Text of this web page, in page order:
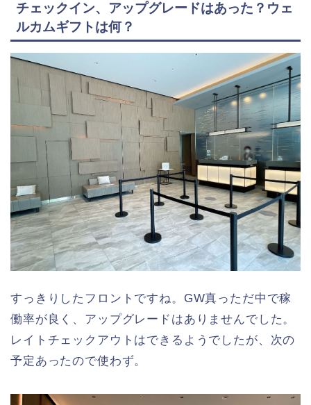
チェックイン、アップグレードはあった？ウェ
ルカムギフトは何？
すっきりしたフロントですね。GW真っただ中で稼
働率が良く、アップグレードはありませんでした。
レイトチェックアウトはできるようでしたが、次の
予定あったので使わず。